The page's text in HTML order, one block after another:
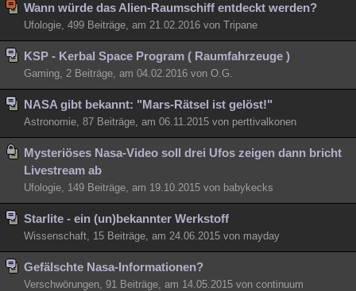
Wann würde das Alien-Raumschiff entdeckt werden?
Ufologie, 499 Beiträge, am 21.02.2016 von Tripane
KSP - Kerbal Space Program ( Raumfahrzeuge )
Gaming, 2 Beiträge, am 04.02.2016 von O.G.
NASA gibt bekannt: "Mars-Rätsel ist gelöst!"
Astronomie, 87 Beiträge, am 06.11.2015 von perttivalkonen
Mysteriöses Nasa-Video soll drei Ufos zeigen dann bricht
Livestream ab
Ufologie, 149 Beiträge, am 19.10.2015 von babykecks
Starlite - ein (un)bekannter Werkstoff
Wissenschaft, 15 Beiträge, am 24.06.2015 von mayday
Gefälschte Nasa-Informationen?
Verschwörungen, 91 Beiträge, am 14.05.2015 von continuum